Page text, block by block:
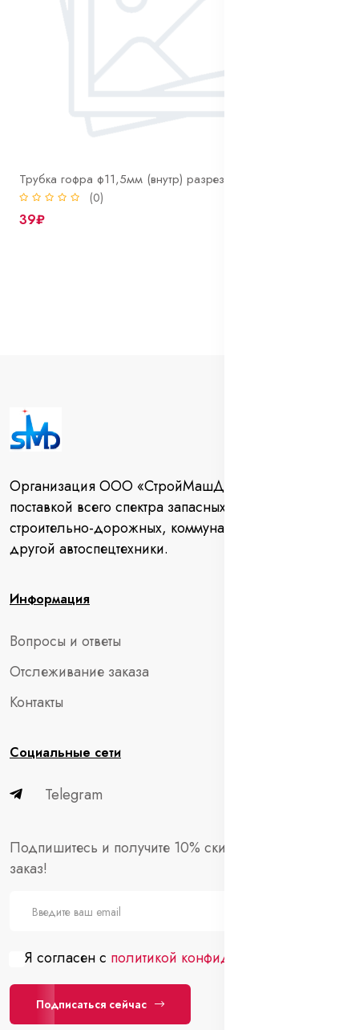
Трубка гофра ф11,5мм (внутр) разрезная
(0)
39₽
Организация ООО «СтройМашДеталь» занимается
поставкой всего спектра запасных частей для
строительно-дорожных, коммунальных машин и
другой автоспецтехники.
Информация
Вопросы и ответы
Отслеживание заказа
Контакты
Социальные сети
Telegram
Подпишитесь и получите 10% скидки на первый
заказ!
Я согласен с политикой конфиденциальности
Подписаться сейчас